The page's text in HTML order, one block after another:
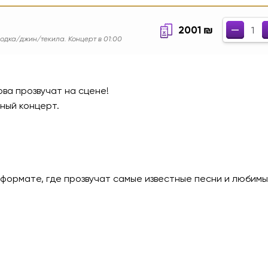
джин/текила. Концерт в 01:00
2001 ₪ –
–
прозвучат на сцене!
концерт.
где прозвучат самые известные песни и